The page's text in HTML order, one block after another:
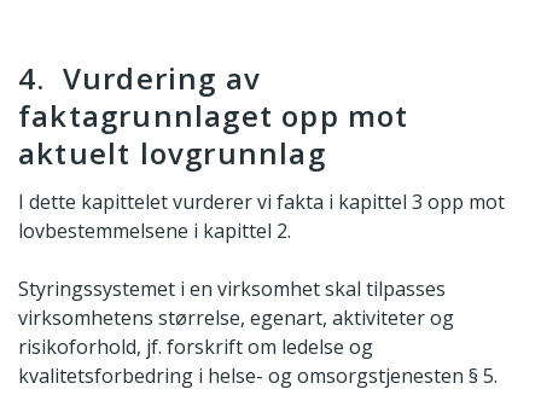
4. Vurdering av
faktagrunnlaget opp mot
aktuelt lovgrunnlag
I dette kapittelet vurderer vi fakta i kapittel 3 opp mot
lovbestemmelsene i kapittel 2.
Styringssystemet i en virksomhet skal tilpasses
virksomhetens størrelse, egenart, aktiviteter og
risikoforhold, jf. forskrift om ledelse og
kvalitetsforbedring i helse- og omsorgstjenesten § 5.